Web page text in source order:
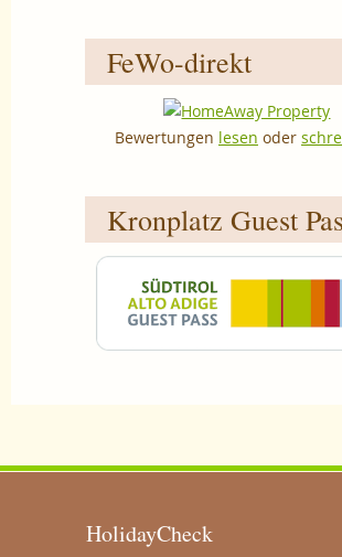
FeWo-direkt
Bewertungen lesen oder
Kronplatz Guest
HolidayCheck